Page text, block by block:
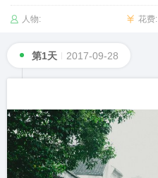
人物: 花费:
第1天 2017-09-28